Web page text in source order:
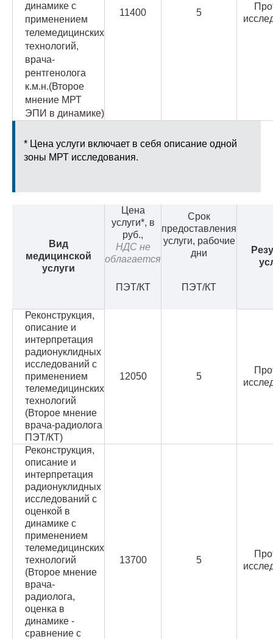
динамике с
применением
телемедицинских
технологий,
врача-
рентгенолога
к.м.н.(Второе
мнение МРТ
ЭПИ в динамике)
11400 5
* Цена услуги включает в себя описание одной
зоны МРТ исследования.
Вид
медицинской
услуги
Цена
услуги*, в
руб.,
НДС не
облагается
Срок
предоставления
услуги, рабочие
дни
ПЭТ/КТ ПЭТ/КТ
Реконструкция,
описание и
интерпретация
радионуклидных
исследований с
применением
телемедицинских
технологий
(Второе мнение
врача-радиолога
ПЭТ/КТ)
12050 5
Реконструкция,
описание и
интерпретация
радионуклидных
исследований с
оценкой в
динамике с
применением
телемедицинских
технологий
(Второе мнение
врача-
радиолога,
оценка в
динамике -
сравнение с
13700 5